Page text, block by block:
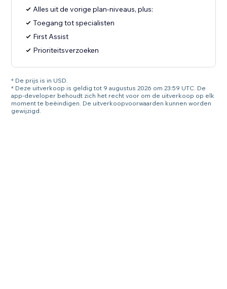
Alles uit de vorige plan-niveaus, plus:
Toegang tot specialisten
First Assist
Prioriteitsverzoeken
* De prijs is in USD.
* Deze uitverkoop is geldig tot 9 augustus 2026 om 23:59 UTC. De
app-developer behoudt zich het recht voor om de uitverkoop op elk
moment te beëindigen. De uitverkoopvoorwaarden kunnen worden
gewijzigd.